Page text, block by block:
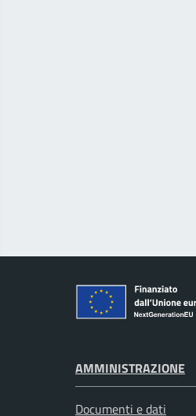
AMMINISTRAZIONE
Documenti e dati